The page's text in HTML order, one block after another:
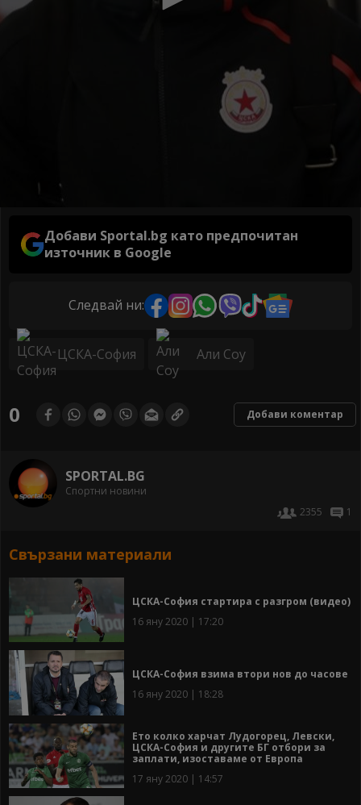
Добави Sportal.bg като предпочитан
източник в Google
Следвай ни:
ЦСКА-София Али Соу
0 Добави коментар
SPORTAL.BG
Спортни новини
2355
1
Свързани материали
ЦСКА-София стартира с разгром (видео)
16 яну 2020 | 17:20
ЦСКА-София взима втори нов до часове
16 яну 2020 | 18:28
Ето колко харчат Лудогорец, Левски,
ЦСКА-София и другите БГ отбори за
заплати, изоставаме от Европа
17 яну 2020 | 14:57